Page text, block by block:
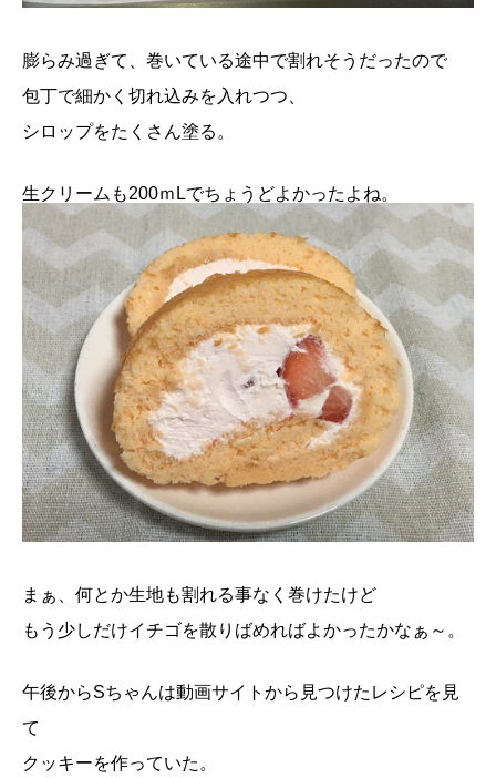
膨らみ過ぎて、巻いている途中で割れそうだったので
包丁で細かく切れ込みを入れつつ、
シロップをたくさん塗る。
生クリームも200ｍLでちょうどよかったよね。
まぁ、何とか生地も割れる事なく巻けたけど
もう少しだけイチゴを散りばめればよかったかなぁ～。
午後からSちゃんは動画サイトから見つけたレシピを見
て
クッキーを作っていた。